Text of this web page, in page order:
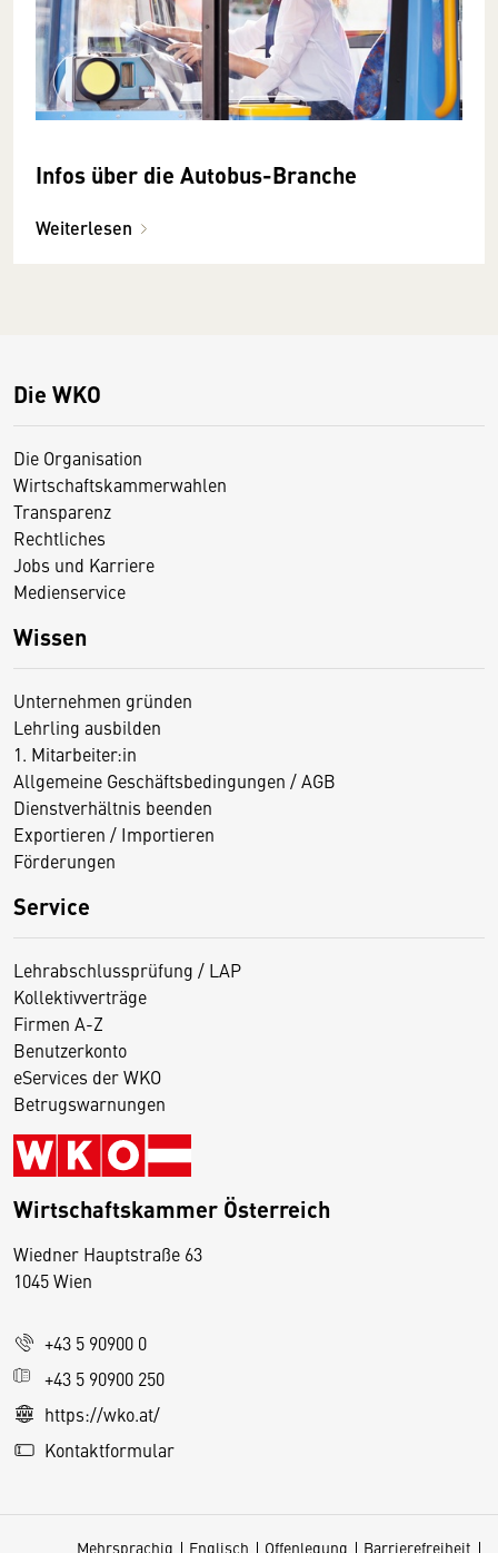
Infos über die Autobus-Branche
Weiterlesen
Die WKO
Die Organisation
Wirtschaftskammerwahlen
Transparenz
Rechtliches
Jobs und Karriere
Medienservice
Wissen
Unternehmen gründen
Lehrling ausbilden
1. Mitarbeiter:in
Allgemeine Geschäftsbedingungen / AGB
Dienstverhältnis beenden
Exportieren / Importieren
Förderungen
Service
Lehrabschlussprüfung / LAP
Kollektivverträge
Firmen A-Z
Benutzerkonto
eServices der WKO
Betrugswarnungen
Wirtschaftskammer Österreich
Wiedner Hauptstraße 63
1045 Wien
+43 5 90900 0
+43 5 90900 250
https://wko.at/
Kontaktformular
Mehrsprachig Englisch Offenlegung Barrierefreiheit
D
s
e
S
e